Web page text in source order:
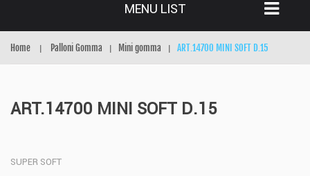
MENU LIST
Home Palloni Gomma Mini gomma ART.14700 MINI SOFT D.15
ART.14700 MINI SOFT D.15
SUPER SOFT